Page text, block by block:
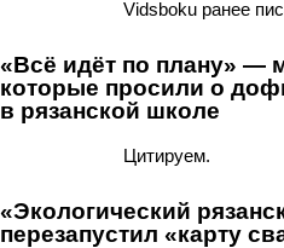
Vidsboku ранее
«Всё идёт по плану» —
которые просили о
в рязанской школе
Цитируем.
«Экологический
перезапустил «карту